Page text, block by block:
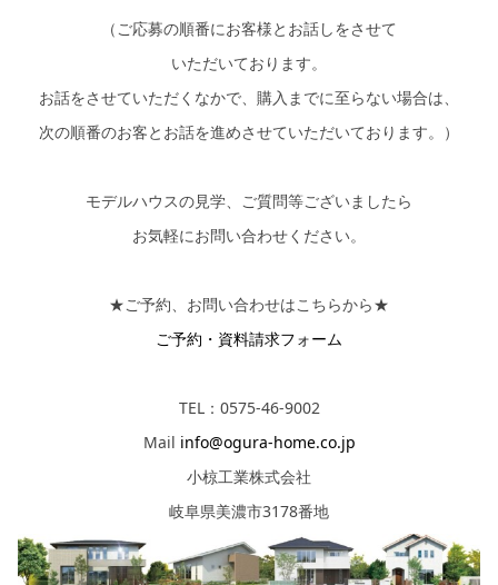
（ご応募の順番にお客様とお話しをさせて
いただいております。
お話をさせていただくなかで、購入までに至らない場合は、
次の順番のお客とお話を進めさせていただいております。）
モデルハウスの見学、ご質問等ございましたら
お気軽にお問い合わせください。
★ご予約、お問い合わせはこちらから★
ご予約・資料請求フォーム
TEL：0575-46-9002
Mail info@ogura-home.co.jp
小椋工業株式会社
岐阜県美濃市3178番地